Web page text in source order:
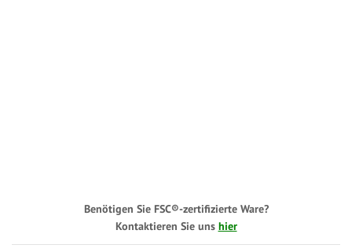
Benötigen Sie FSC®-zertifizierte Ware?
Kontaktieren Sie uns hier